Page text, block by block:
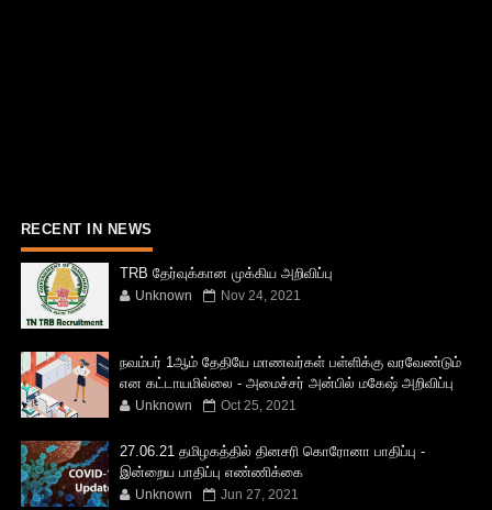
RECENT IN NEWS
TRB தேர்வுக்கான முக்கிய அறிவிப்பு
Unknown Nov 24, 2021
நவம்பர் 1ஆம் தேதியே மாணவர்கள் பள்ளிக்கு வரவேண்டும்
என கட்டாயமில்லை - அமைச்சர் அன்பில் மகேஷ் அறிவிப்பு
Unknown Oct 25, 2021
27.06.21 தமிழகத்தில் தினசரி கொரோனா பாதிப்பு -
இன்றைய பாதிப்பு எண்ணிக்கை
Unknown Jun 27, 2021